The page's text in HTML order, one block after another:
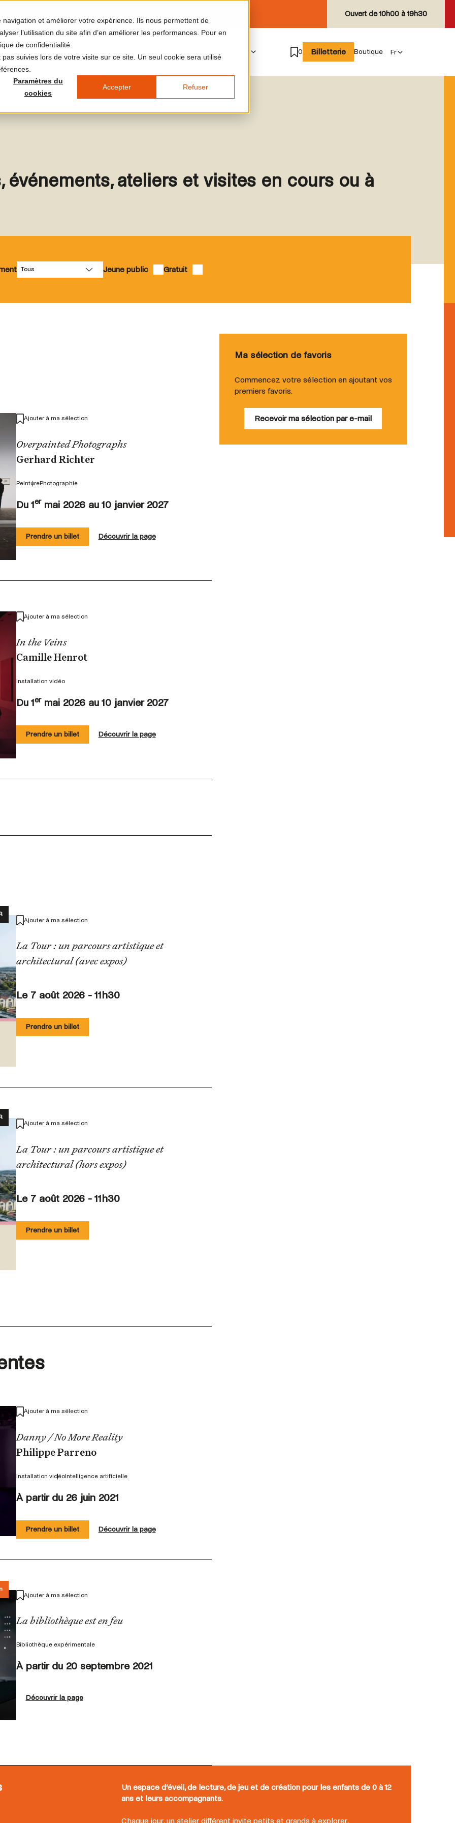
et améliorer votre expérience. Ils nous permettent de
l’utilisation du site afin d’en améliorer les performances. Pour en
de confidentialité.
suivies lors de votre visite sur ce site. Un seul cookie sera utilisé
Paramètres du
cookies
Accepter Refuser
Ouvert de10h00 à 19h30
0 Billetterie Boutique
événements, ateliers et visites en cours ou à
Jeune public Gratuit
Ajouter à ma sélection
Overpainted Photographs
Gerhard Richter
PeinturePhotographie
Du 1ermai 2026 au 10 janvier 2027
Prendre un billet Découvrir la page
Ajouter à ma sélection
In the Veins
Camille Henrot
Installation vidéo
Du 1ermai 2026 au 10 janvier 2027
Prendre un billet Découvrir la page
Ajouter à ma sélection
La Tour : un parcours artistique et
architectural (avec expos)
Le 7 août 2026 - 11h30
Prendre un billet
Ajouter à ma sélection
La Tour : un parcours artistique et
architectural (hors expos)
Le 7 août 2026 - 11h30
Prendre un billet
Ajouter à ma sélection
Danny / No More Reality
Philippe Parreno
Installation vidéoIntelligence artificielle
À partir du 26 juin 2021
Prendre un billet Découvrir la page
Ajouter à ma sélection
La bibliothèque est en feu
Bibliothèque expérimentale
À partir du 20 septembre 2021
Découvrir la page
Ma sélection de favoris
Commencez votre sélection en ajoutant vos
premiers favoris.
Recevoir ma sélection par e-mail
Un espace d’éveil, de lecture, de jeu et de création pour les enfants de 0 à 12
ans et leurs accompagnants.
Chaque jour, un atelier différent invite petits et grands à explorer,